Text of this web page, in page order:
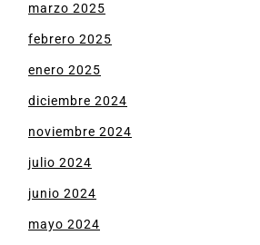
marzo 2025
febrero 2025
enero 2025
diciembre 2024
noviembre 2024
julio 2024
junio 2024
mayo 2024